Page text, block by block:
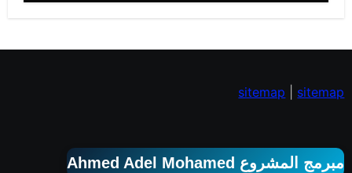
sitemap sitemap
مبرمج المشروع Ahmed Adel Mohamed